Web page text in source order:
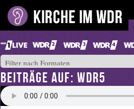
BEITRÄGE AUF: WDR5